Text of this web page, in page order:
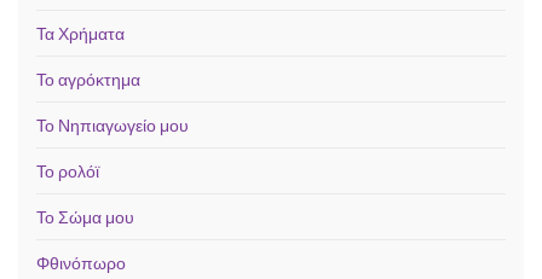
Τα Χρήματα
Το αγρόκτημα
Το Νηπιαγωγείο μου
Το ρολόϊ
Το Σώμα μου
Φθινόπωρο